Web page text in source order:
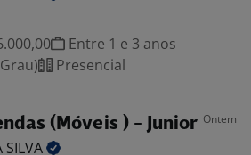
Entre 1 e 3 anos
Presencial
(Móveis ) - Junior Ontem
SILVA